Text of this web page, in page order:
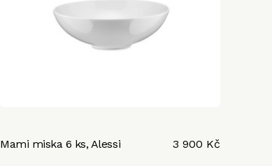
Mami miska 6 ks, Alessi 3 900 Kč